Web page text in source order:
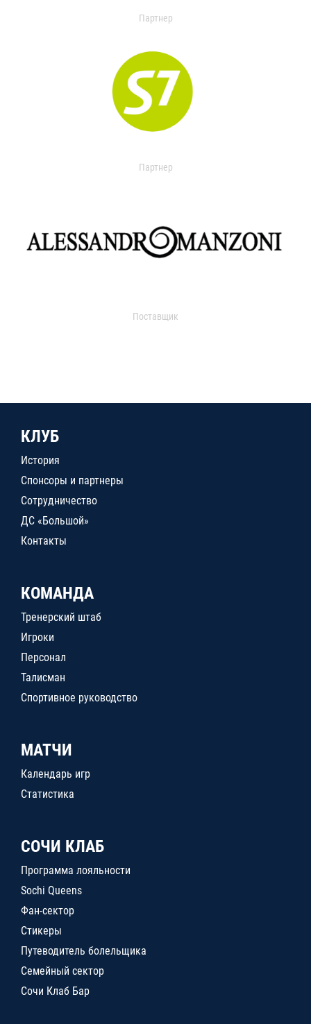
Партнер
Партнер
Поставщик
КЛУБ
История
Спонсоры и партнеры
Сотрудничество
ДС «Большой»
Контакты
КОМАНДА
Тренерский штаб
Игроки
Персонал
Талисман
Спортивное руководство
МАТЧИ
Календарь игр
Статистика
СОЧИ КЛАБ
Программа лояльности
Sochi Queens
Фан-сектор
Стикеры
Путеводитель болельщика
Семейный сектор
Сочи Клаб Бар